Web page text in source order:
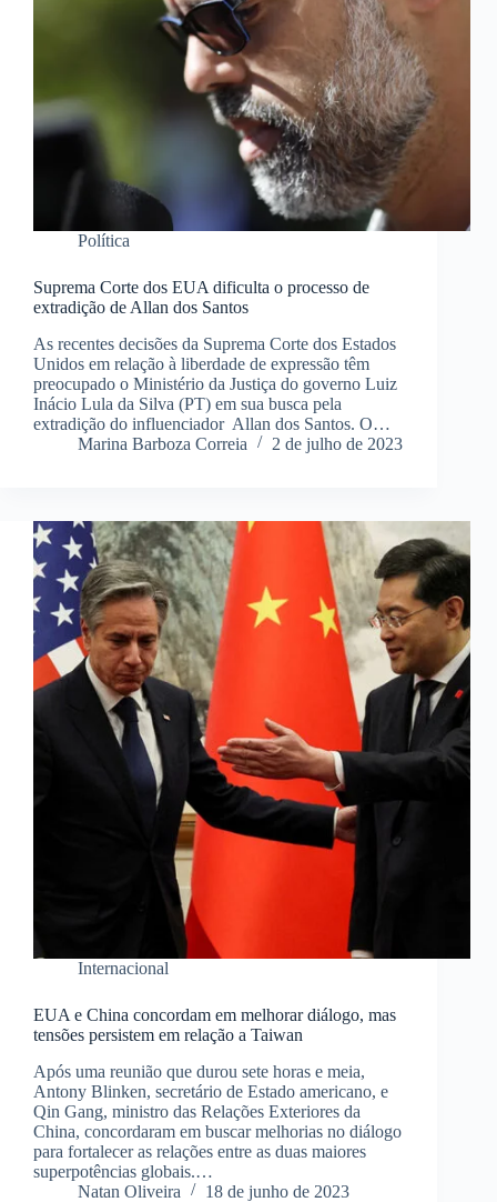
Política
Suprema Corte dos EUA dificulta o processo de
extradição de Allan dos Santos
As recentes decisões da Suprema Corte dos Estados
Unidos em relação à liberdade de expressão têm
preocupado o Ministério da Justiça do governo Luiz
Inácio Lula da Silva (PT) em sua busca pela
extradição do influenciador Allan dos Santos. O…
Marina Barboza Correia
2 de julho de 2023
Internacional
EUA e China concordam em melhorar diálogo, mas
tensões persistem em relação a Taiwan
Após uma reunião que durou sete horas e meia,
Antony Blinken, secretário de Estado americano, e
Qin Gang, ministro das Relações Exteriores da
China, concordaram em buscar melhorias no diálogo
para fortalecer as relações entre as duas maiores
superpotências globais.…
Natan Oliveira
18 de junho de 2023